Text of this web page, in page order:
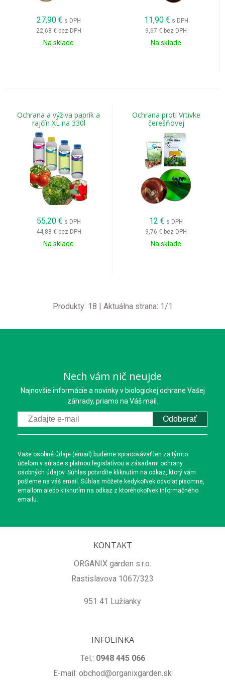
27,90 € s DPH
22,68 € bez DPH
Na sklade
11,90 € s DPH
9,67 € bez DPH
Na sklade
Ochrana a výživa paprík a
rajčín XL na 330l
55,20 € s DPH
44,88 € bez DPH
Na sklade
Ochrana proti Vrtivke
čerešňovej
12 € s DPH
9,76 € bez DPH
Na sklade
Produkty: 18 | Aktuálna strana: 1/1
Nech vám nič neujde
Najnovšie informácie a novinky v biologickej ochrane Vašej
záhrady, priamo na Váš mail.
Odoberať
Vaše osobné údaje (email) budeme spracovávať len za týmto
účelom v súlade s platnou legislatívou a zásadami ochrany
osobných údajov. Súhlas potvrdíte kliknutím na odkaz, ktorý vám
pošleme na váš email. Súhlas môžete kedykoľvek odvolať písomne,
emailom alebo kliknutím na odkaz z ktoréhokoľvek informačného
emailu.
KONTAKT
ORGANIX garden s.r.o.
Rastislavova 1067/323
951 41 Lužianky
INFOLINKA
Tel.: 0948 445 066
E-mail: obchod@organixgarden.sk